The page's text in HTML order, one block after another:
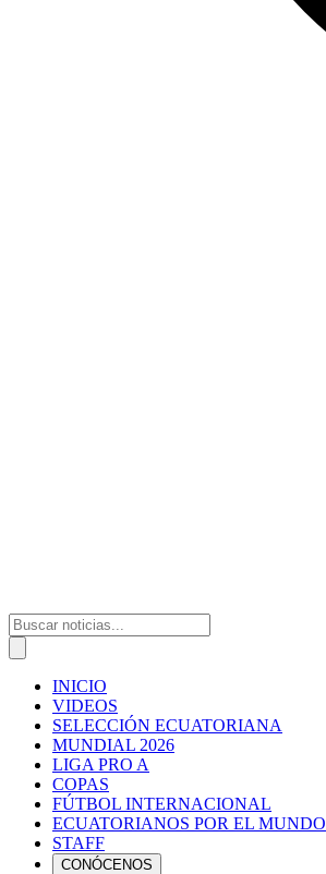
INICIO
VIDEOS
SELECCIÓN ECUATORIANA
MUNDIAL 2026
LIGA PRO A
COPAS
FÚTBOL INTERNACIONAL
ECUATORIANOS POR EL MUNDO
STAFF
CONÓCENOS